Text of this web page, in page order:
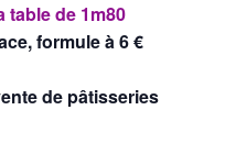
table de 1m80
formule à 6 €
de pâtisseries